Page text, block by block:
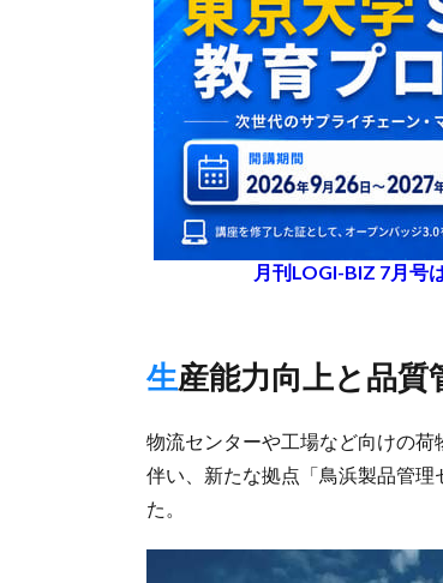
月刊LOGI-BIZ 7月号
生産能力向上と品
物流センターや工場など向けの
伴い、新たな拠点「鳥浜製品管
た。